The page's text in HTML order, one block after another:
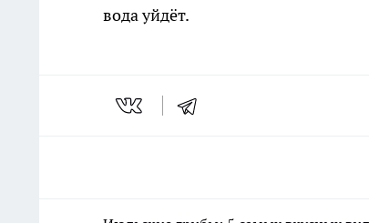
вода уйдёт.